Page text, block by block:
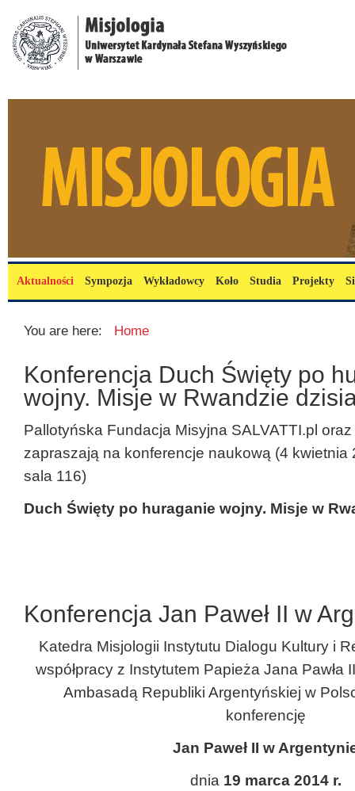
Menu główne
Aktualności Sympozja Wykładowcy Koło Studia Projekty
You are here: Home
Konferencja Duch Święty po
wojny. Misje w Rwandzie
Pallotyńska Fundacja Misyjna SALVATTI.pl
zapraszają na konferencje naukową (4 kwietnia
sala 116)
Duch Święty po huraganie wojny. Misje w
Konferencja Jan Paweł II w
Katedra Misjologii Instytutu Dialogu Kultury i
współpracy z Instytutem Papieża Jana Pawła
Ambasadą Republiki Argentyńskiej w
konferencję
Jan Paweł II w
dnia 19 marca 2014 r.